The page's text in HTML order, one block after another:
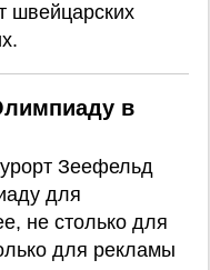
швейцарских
в
Зеефельд
для
не столько для
для рекламы